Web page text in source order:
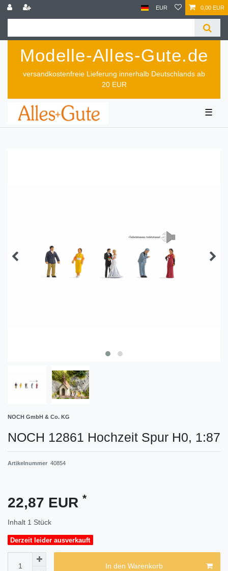
EUR 0,00 EUR
Modelle-Alles-Gute.de
versandkostenfreie Lieferung innerhalb Deutschlands ab
20 EUR
☰
NOCH GmbH & Co. KG
NOCH 12861 Hochzeit Spur H0, 1:87
Artikelnummer 40854
22,87 EUR *
Inhalt 1 Stück
Derzeit leider ausverkauft
In den Warenkorb